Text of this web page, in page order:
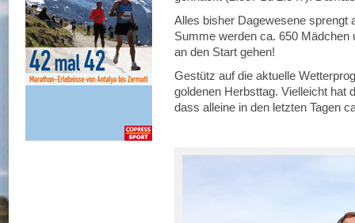
Alles bisher Dagewesene sprengt
Summe werden ca. 650 Mädchen
an den Start gehen!
Gestütz auf die aktuelle
goldenen Herbsttag. Vielleicht hat
dass alleine in den letzten Tagen